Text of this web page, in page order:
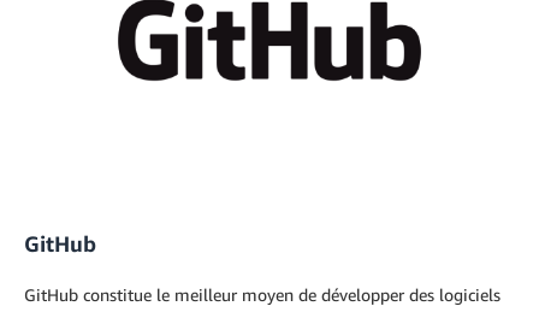
GitHub
GitHub constitue le meilleur moyen de développer des logiciels